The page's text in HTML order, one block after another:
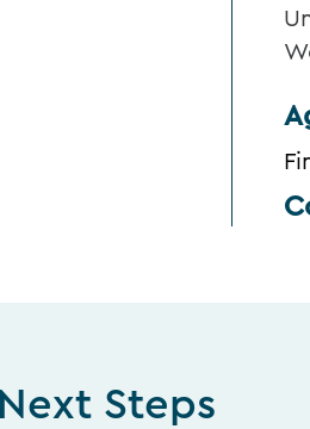
Steps